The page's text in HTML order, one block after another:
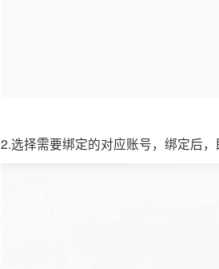
2.选择需要绑定的对应账号，绑定后